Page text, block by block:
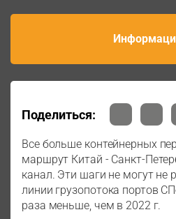
Поделиться:
Все больше контейнерных
маршрут Китай - Санкт-
канал. Эти шаги не могут не
линии грузопотока портов
раза меньше, чем в 2022 г.